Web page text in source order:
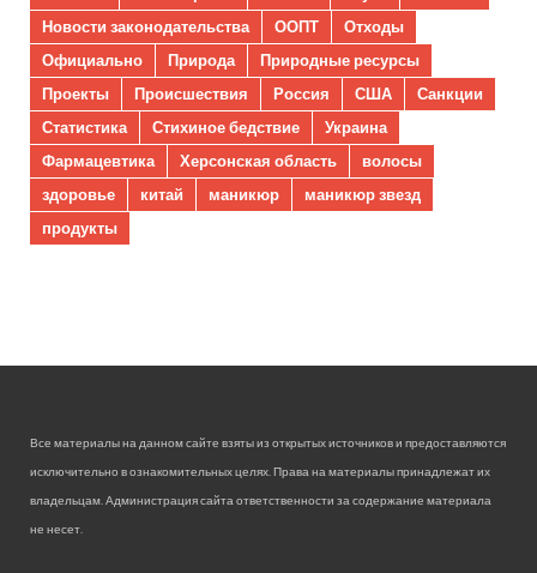
Новости законодательства
ООПТ
Отходы
Официально
Природа
Природные ресурсы
Проекты
Происшествия Россия США
Санкции
Статистика
Стихиное бедствие
Украина
Фармацевтика
Херсонская область
волосы
здоровье
китай маникюр
маникюр звезд
продукты
Все материалы на данном сайте взяты из открытых источников и предоставляются
исключительно в ознакомительных целях. Права на материалы принадлежат их
владельцам. Администрация сайта ответственности за содержание материала
не несет.